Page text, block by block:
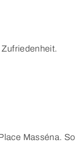
Masséna.